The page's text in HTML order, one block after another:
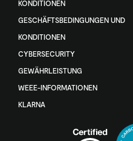
KONDITIONEN
GESCHÄFTSBEDINGUNGEN UND
KONDITIONEN
CYBERSECURITY
GEWÄHRLEISTUNG
WEEE-INFORMATIONEN
KLARNA